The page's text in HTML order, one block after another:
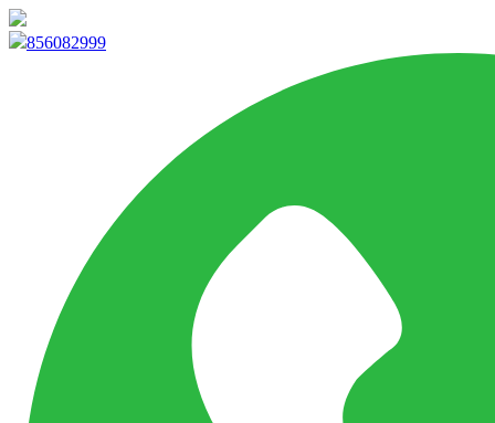
856082999